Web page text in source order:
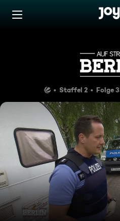
Zum Inhalt springen
Staffel 2 Folge